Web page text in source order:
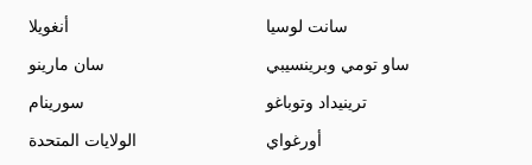
أنغويلا
سانت لوسيا
سان مارينو
ساو تومي وبرينسيبي
سورينام
ترينيداد وتوباغو
الولايات المتحدة
أورغواي